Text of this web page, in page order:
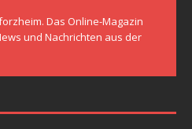
Das Online-Magazin
und Nachrichten aus der